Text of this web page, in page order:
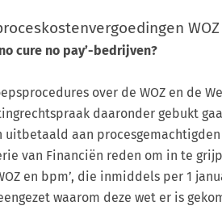
WOZ
cure no pay’-bedrijven?
over de WOZ en de
daaronder gebukt
aan
van Financiën reden om in te
en bpm’, die inmiddels per 1
waarom deze wet er is